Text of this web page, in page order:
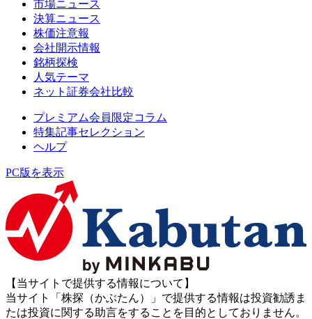
市場ニュース
決算ニュース
株価注意報
会社開示情報
銘柄探検
人気テーマ
ネット証券会社比較
プレミアム会員限定コラム
特集記事セレクション
ヘルプ
PC版を表示
【当サイトで提供する情報について】
当サイト「株探（かぶたん）」で提供する情報は投資勧誘ま
たは投資に関する助言をすることを目的としておりません。